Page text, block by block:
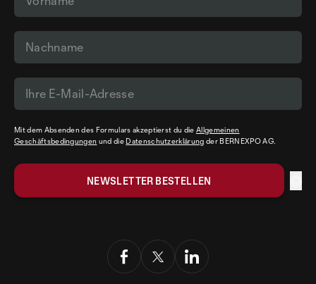
Mit dem Absenden des Formulars akzeptierst du dieAllgemeinen
Geschäftsbedingungen und die Datenschutzerklärung der BERNEXPO AG.